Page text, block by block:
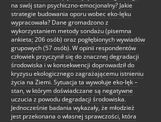
na swój stan psychiczno-emocjonalny? Jakie
strategie budowania oporu wobec eko-lęku
wypracowała? Dane gromadzono z
wykorzystaniem metody sondażu (pisemna
ankieta; 206 osób) oraz pogłębionych wywiadów
grupowych (57 osób). W opinii respondentów
człowiek przyczynił się do znacznej degradacji
środowiska i w konsekwencji doprowadził do
kryzysu ekologicznego zagrażającemu istnieniu
życia na Ziemi. Sytuacja ta wywołuje eko-lęk –
stan, w którym doświadczane są negatywne
uczucia z powodu degradacji środowiska.
Jednocześnie badania wykazały, że młodzież
jest przekonana o własnej sprawczości, która